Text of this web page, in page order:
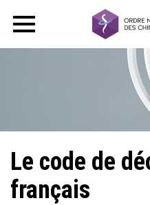
Le code de
français